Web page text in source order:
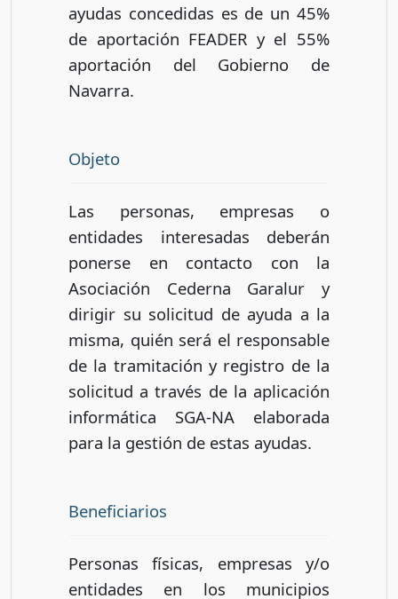
ayudas concedidas es de un 45%
de aportación FEADER y el 55%
aportación del Gobierno de
Navarra.
Objeto
Las personas, empresas o
entidades interesadas deberán
ponerse en contacto con la
Asociación Cederna Garalur y
dirigir su solicitud de ayuda a la
misma, quién será el responsable
de la tramitación y registro de la
solicitud a través de la aplicación
informática SGA-NA elaborada
para la gestión de estas ayudas.
Beneficiarios
Personas físicas, empresas y/o
entidades en los municipios